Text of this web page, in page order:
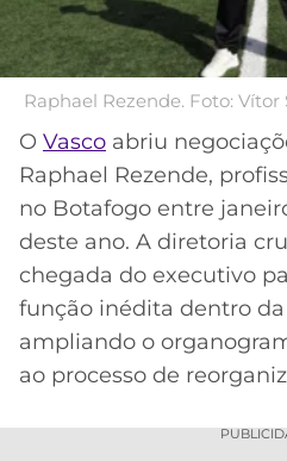
MELHORES
APPS
DE
CASSINOS
ONLINE
MELHORES
CASSINOS
ONLINE
2026
FLAMENGO
FLUMINENSE
BOTAFOGO
VASCO
INTERNACIONAL
GRÊMIO
PREMIER
LEAGUE
COPA
SUL-
AMERICANA
LIGA
DOS
CAMPEÕES
LALIGA
Raphael Rezende. Foto:
O Vasco abriu
Raphael Rezende,
no Botafogo entre
deste ano. A diretoria
chegada do executivo
função inédita dentro
ampliando o
ao processo de